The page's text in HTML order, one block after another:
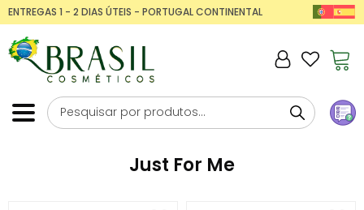
ENTREGAS 1 - 2 DIAS ÚTEIS - PORTUGAL CONTINENTAL
Just For Me